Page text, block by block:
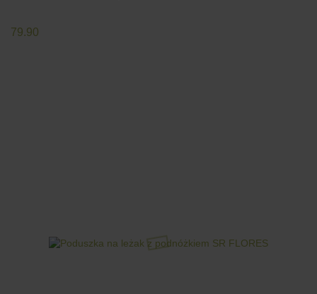
79.90